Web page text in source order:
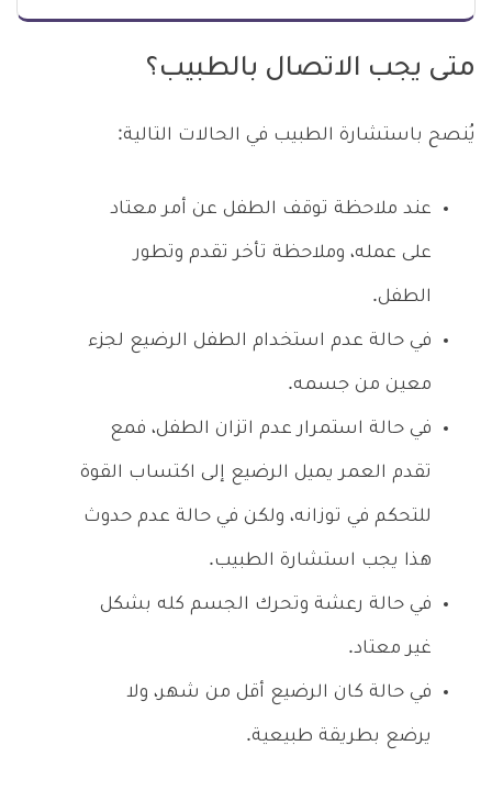
متى يجب الاتصال بالطبيب؟
يُنصح باستشارة الطبيب في الحالات التالية:
عند ملاحظة توقف الطفل عن أمر معتاد
على عمله، وملاحظة تأخر تقدم وتطور
الطفل.
في حالة عدم استخدام الطفل الرضيع لجزء
معين من جسمه.
في حالة استمرار عدم اتزان الطفل، فمع
تقدم العمر يميل الرضيع إلى اكتساب القوة
للتحكم في توزانه، ولكن في حالة عدم حدوث
هذا يجب استشارة الطبيب.
في حالة رعشة وتحرك الجسم كله بشكل
غير معتاد.
في حالة كان الرضيع أقل من شهر، ولا
يرضع بطريقة طبيعية.